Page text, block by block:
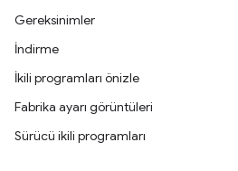
Gereksinimler
İndirme
İkili programları önizle
Fabrika ayarı görüntüleri
Sürücü ikili programları